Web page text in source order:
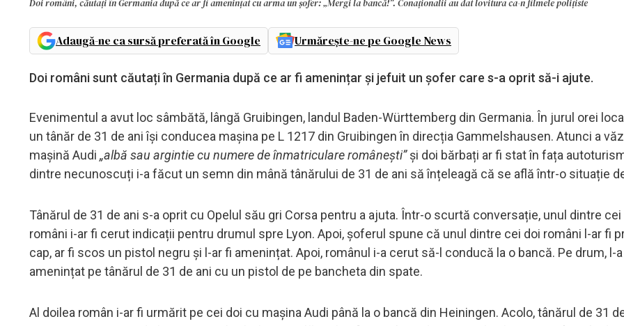
Doi români, căutați în Germania după ce ar fi amenințat cu arma un șofer: „Mergi la bancă!”. Conaționalii au dat lovitura ca-n filmele polițiste
Adaugă-ne ca sursă preferată în Google Urmărește-ne pe Google News
Doi români sunt căutați în Germania după ce ar fi amenințar și jefuit un șofer care s-a oprit să-i ajute.
Evenimentul a avut loc sâmbătă, lângă Gruibingen, landul Baden-Württemberg din Germania. În jurul orei
un tânăr de 31 de ani își conducea mașina pe L 1217 din Gruibingen în direcția Gammelshausen. Atunci a
mașină Audi „albă sau argintie cu numere de înmatriculare românești”și doi bărbați ar fi stat în fața
dintre necunoscuți i-a făcut un semn din mână tânărului de 31 de ani să înțeleagă că se află într-o situație
Tânărul de 31 de ani s-a oprit cu Opelul său gri Corsa pentru a ajuta. Într-o scurtă conversație, unul dintre cei
români i-ar fi cerut indicații pentru drumul spre Lyon. Apoi, șoferul spune că unul dintre cei doi români l-ar fi
cap, ar fi scos un pistol negru și l-ar fi amenințat. Apoi, românul i-a cerut să-l conducă la o bancă. Pe drum, l-a
amenințat pe tânărul de 31 de ani cu un pistol de pe bancheta din spate.
Al doilea român i-ar fi urmărit pe cei doi cu mașina Audi până la o bancă din Heiningen. Acolo, tânărul de 31